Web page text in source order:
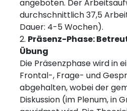
angeboten. Der
durchschnittlich 37,5
Dauer: 4-5 Wochen).
Präsenz-Phase:
Übung
Die Präsenzphase wird in
Frontal-, Frage- und
abgehalten, wobei der
Diskussion (im Plenum, in